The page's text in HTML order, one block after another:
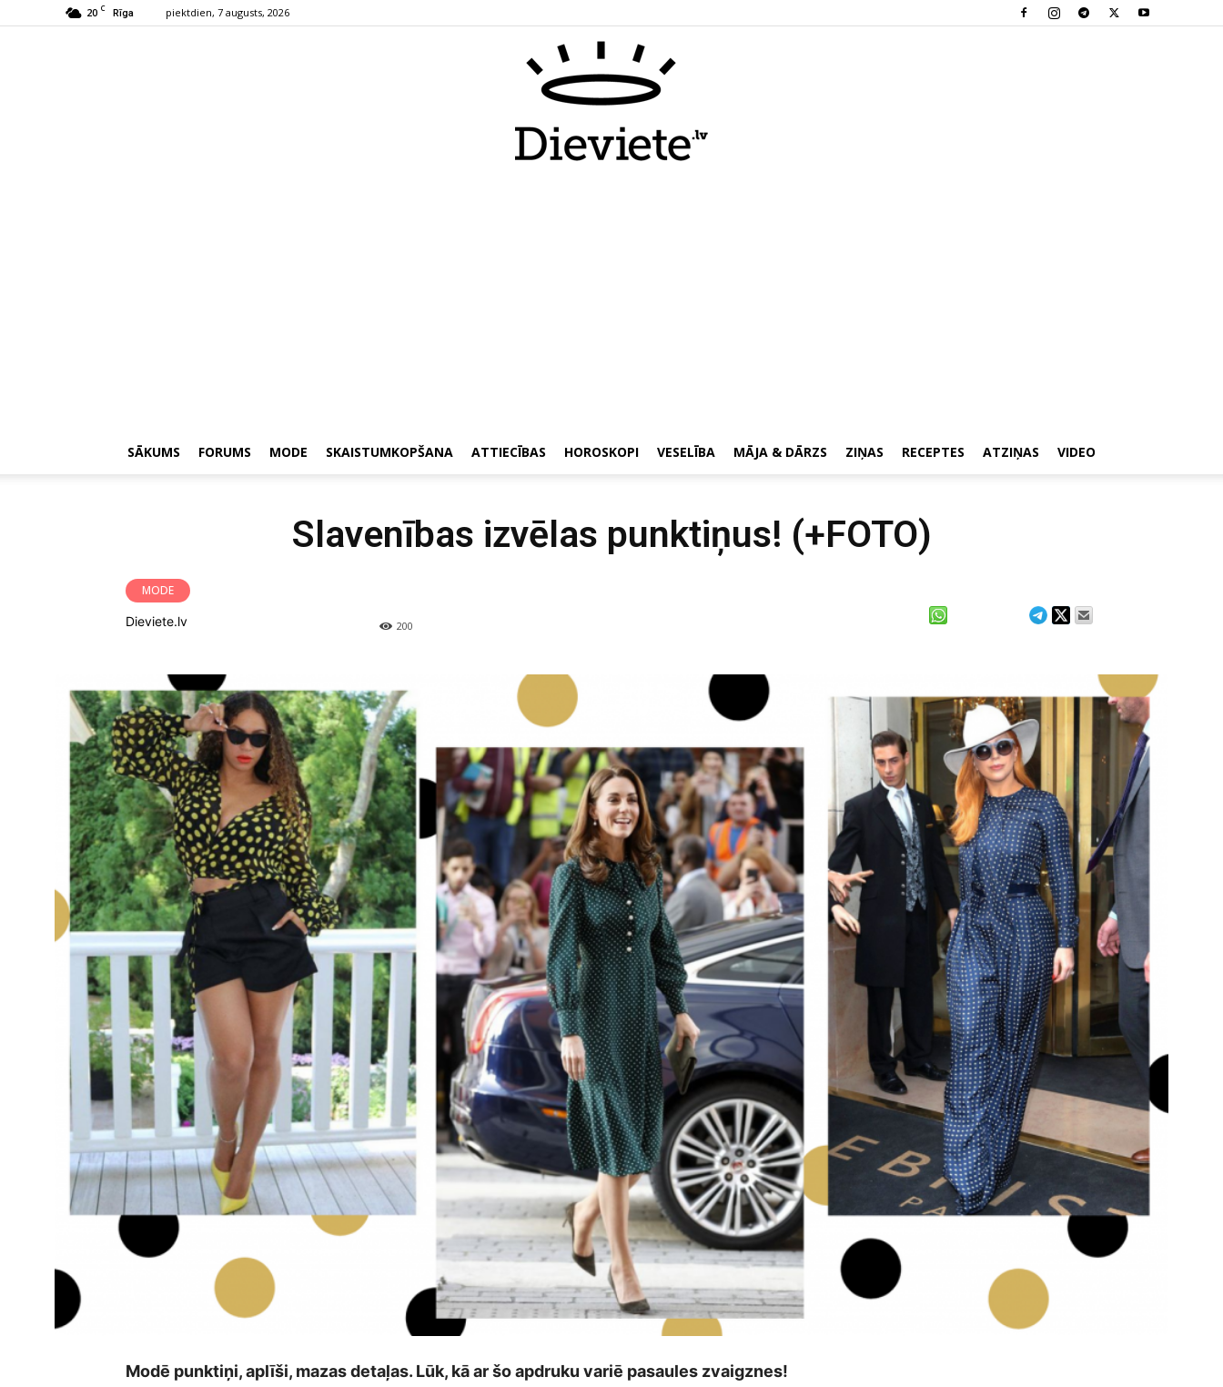
20 C Rīga piektdien, 7 augusts, 2026
SĀKUMS FORUMS MODE SKAISTUMKOPŠANA ATTIECĪBAS HOROSKOPI VESELĪBA MĀJA & DĀRZS ZIŅAS RECEPTES ATZIŅAS VIDEO
Slavenības izvēlas punktiņus! (+FOTO)
MODE
Dieviete.lv
200
Modē punktiņi, aplīši, mazas detaļas. Lūk, kā ar šo apdruku variē pasaules zvaigznes!